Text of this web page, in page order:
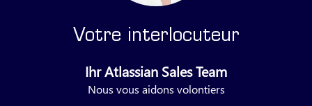
Votre interlocuteur
Ihr Atlassian Sales Team
Nous vous aidons volontiers